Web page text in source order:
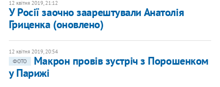
12 квітня 2019, 21:12
У Росії заочно заарештували Анатолія
Гриценка (оновлено)
12 квітня 2019, 20:54
ФОТО
Макрон провів зустріч з Порошенком
у Парижі